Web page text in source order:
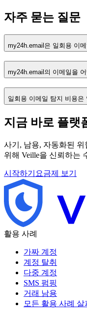
자주 묻는 질문
my24h.email은 일회용 이
my24h.email의 이메일을
일회용 이메일 탐지 비용은
지금 바로 플랫
사기, 남용, 자동화된 위
위해 Veille을 신뢰하는
시작하기 요금제 보기
활용 사례
가짜 계정
계정 탈취
다중 계정
SMS 펌핑
거래 남용
모든 활용 사례 살